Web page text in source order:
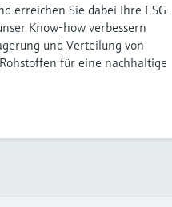
erreichen Sie dabei Ihre ESG-
Know-how verbessern
und Verteilung von
für eine nachhaltige